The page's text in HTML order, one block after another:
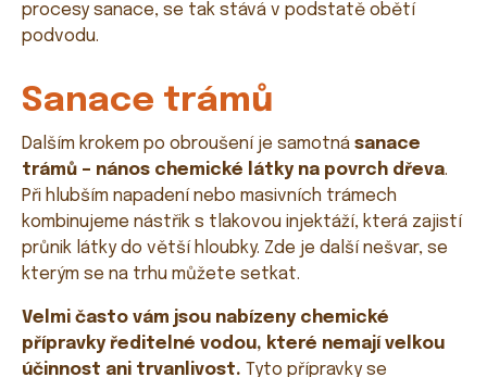
procesy sanace, se tak stává v podstatě obětí
podvodu.
Sanace trámů
Dalším krokem po obroušení je samotná sanace
trámů – nános chemické látky na povrch dřeva.
Při hlubším napadení nebo masivních trámech
kombinujeme nástřik s tlakovou injektáží, která zajistí
průnik látky do větší hloubky. Zde je další nešvar, se
kterým se na trhu můžete setkat.
Velmi často vám jsou nabízeny chemické
přípravky ředitelné vodou, které nemají velkou
účinnost ani trvanlivost. Tyto přípravky se